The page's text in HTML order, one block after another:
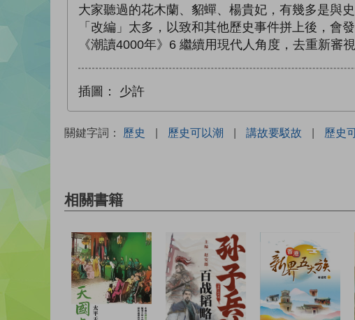
大家聽過的花木蘭、貂蟬、楊貴妃，有幾多是與
「改編」太多，以致和其他歷史事件拼上後，會
《潮讀4000年》6 繼續用現代人角度，去重新審
插圖： 少許
關鍵字詞： 歷史 | 歷史可以潮 | 講故要駁故 | 歷史
相關書籍